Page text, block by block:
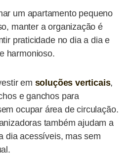
um apartamento pequeno
manter a organização é
praticidade no dia a dia e
harmonioso.
em soluções verticais,
e ganchos para
ocupar área de circulação.
também ajudam a
dia acessíveis, mas sem